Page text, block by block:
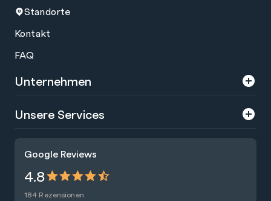
Google Reviews
4.8
184 Rezensionen
Standorte
Kontakt
FAQ
Unternehmen
Über uns
Presse
Nachhaltigkeit
Unsere Services